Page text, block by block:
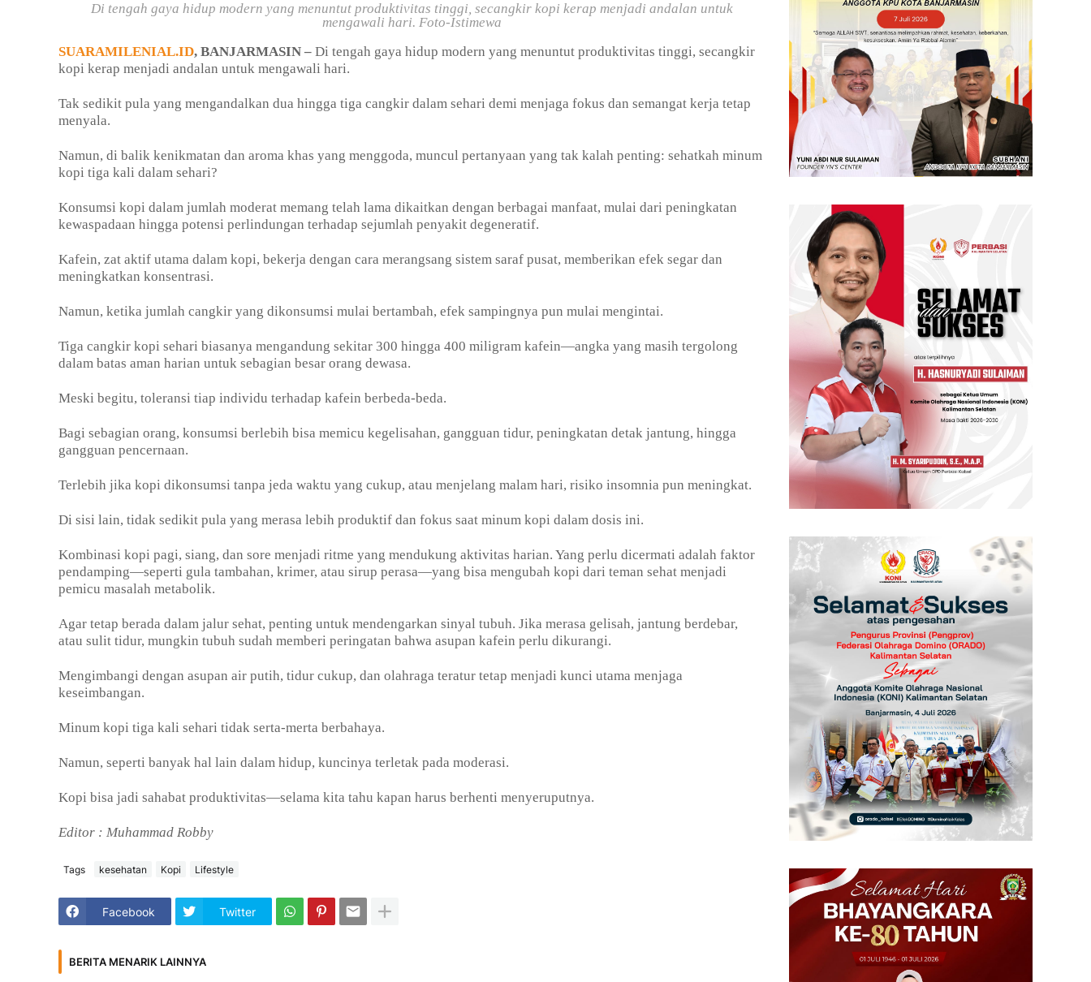
Di tengah gaya hidup modern yang menuntut produktivitas tinggi, secangkir kopi kerap menjadi andalan untuk
mengawali hari. Foto-Istimewa
SUARAMILENIAL.ID, BANJARMASIN – Di tengah gaya hidup modern yang menuntut produktivitas tinggi, secangkir
kopi kerap menjadi andalan untuk mengawali hari.
Tak sedikit pula yang mengandalkan dua hingga tiga cangkir dalam sehari demi menjaga fokus dan semangat kerja tetap
menyala.
Namun, di balik kenikmatan dan aroma khas yang menggoda, muncul pertanyaan yang tak kalah penting: sehatkah minum
kopi tiga kali dalam sehari?
Konsumsi kopi dalam jumlah moderat memang telah lama dikaitkan dengan berbagai manfaat, mulai dari peningkatan
kewaspadaan hingga potensi perlindungan terhadap sejumlah penyakit degeneratif.
Kafein, zat aktif utama dalam kopi, bekerja dengan cara merangsang sistem saraf pusat, memberikan efek segar dan
meningkatkan konsentrasi.
Namun, ketika jumlah cangkir yang dikonsumsi mulai bertambah, efek sampingnya pun mulai mengintai.
Tiga cangkir kopi sehari biasanya mengandung sekitar 300 hingga 400 miligram kafein—angka yang masih tergolong
dalam batas aman harian untuk sebagian besar orang dewasa.
Meski begitu, toleransi tiap individu terhadap kafein berbeda-beda.
Bagi sebagian orang, konsumsi berlebih bisa memicu kegelisahan, gangguan tidur, peningkatan detak jantung, hingga
gangguan pencernaan.
Terlebih jika kopi dikonsumsi tanpa jeda waktu yang cukup, atau menjelang malam hari, risiko insomnia pun meningkat.
Di sisi lain, tidak sedikit pula yang merasa lebih produktif dan fokus saat minum kopi dalam dosis ini.
Kombinasi kopi pagi, siang, dan sore menjadi ritme yang mendukung aktivitas harian. Yang perlu dicermati adalah faktor
pendamping—seperti gula tambahan, krimer, atau sirup perasa—yang bisa mengubah kopi dari teman sehat menjadi
pemicu masalah metabolik.
Agar tetap berada dalam jalur sehat, penting untuk mendengarkan sinyal tubuh. Jika merasa gelisah, jantung berdebar,
atau sulit tidur, mungkin tubuh sudah memberi peringatan bahwa asupan kafein perlu dikurangi.
Mengimbangi dengan asupan air putih, tidur cukup, dan olahraga teratur tetap menjadi kunci utama menjaga
keseimbangan.
Minum kopi tiga kali sehari tidak serta-merta berbahaya.
Namun, seperti banyak hal lain dalam hidup, kuncinya terletak pada moderasi.
Kopi bisa jadi sahabat produktivitas—selama kita tahu kapan harus berhenti menyeruputnya.
Editor : Muhammad Robby
Tags kesehatan Kopi Lifestyle
Facebook Twitter
BERITA MENARIK LAINNYA